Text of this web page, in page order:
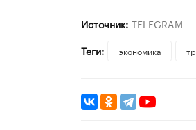
Источник: TELEGRAM
Теги:
экономика